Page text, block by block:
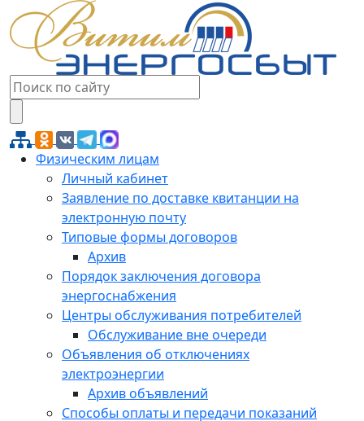
Физическим лицам
Личный кабинет
Заявление по доставке квитанции на
электронную почту
Типовые формы договоров
Архив
Порядок заключения договора
энергоснабжения
Центры обслуживания потребителей
Обслуживание вне очереди
Объявления об отключениях
электроэнергии
Архив объявлений
Способы оплаты и передачи показаний